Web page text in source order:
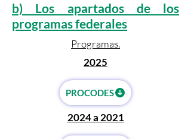
b) Los apartados de los
programas federales
Programas.
2025
PROCODES
2024 a 2021